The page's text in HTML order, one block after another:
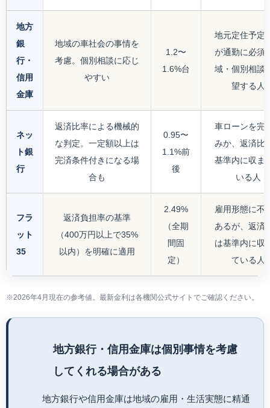
地方
銀
行・
信用
金庫
地域の車社会の事情を
考慮。個別相談に応じ
やすい
1.2〜
1.6%台
地元定住予定
が通勤に必須
域・個別相談
望する人
ネッ
ト銀
行
返済比率による機械的
な判定。一定額以上は
完済条件付きになる場
合も
0.95〜
1.1%前
後
車ローンを完
みか、返済比
基準内に収ま
いる人
フラ
ット
35
返済負担率の基準
（400万円以上で35%
以内）を明確に適用
2.49%
（全期
間固
定）
雇用形態に不
あるが、返済
は基準内に収
ている人
※2026年4月現在の参考値。最新金利は各機関公式サイトでご確認ください。
地方銀行・信用金庫は個別事情を考慮
してくれる場合がある
地方銀行や信用金庫は地域の雇用・生活実態に精通